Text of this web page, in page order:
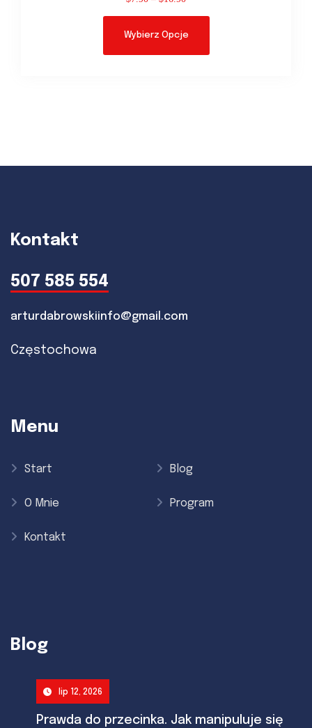
Wybierz Opcje
Kontakt
507 585 554
arturdabrowskiinfo@gmail.com
Częstochowa
Menu
Start Blog
O Mnie Program
Kontakt
Blog
lip 12, 2026
Prawda do przecinka. Jak manipuluje się